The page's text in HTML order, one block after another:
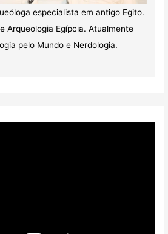
especialista em antigo Egito.
Arqueologia Egípcia. Atualmente
pelo Mundo e Nerdologia.